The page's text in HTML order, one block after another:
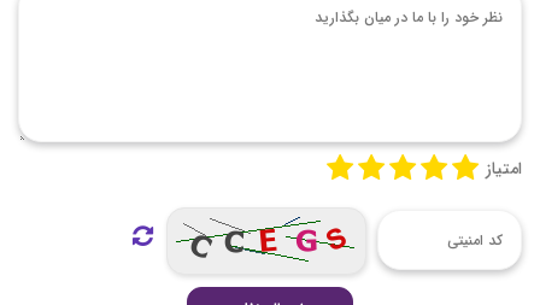
امتیاز